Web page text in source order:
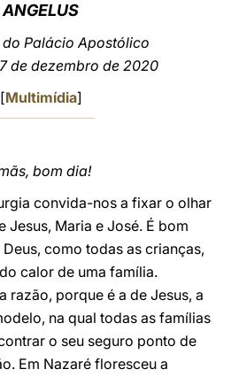
LATINE
ANGELUS
Palácio Apostólico
de dezembro de 2020
[Multimídia]
bom dia!
convida-nos a fixar o olhar
Jesus, Maria e José. É bom
como todas as crianças,
calor de uma família.
razão, porque é a de Jesus, a
na qual todas as famílias
o seu seguro ponto de
Em Nazaré floresceu a